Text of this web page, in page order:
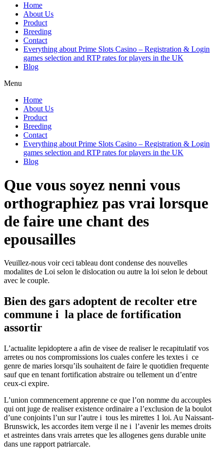
Home
About Us
Product
Breeding
Contact
Everything about Prime Slots Casino – Registration & Login
games selection and RTP rates for players in the UK
Blog
Menu
Home
About Us
Product
Breeding
Contact
Everything about Prime Slots Casino – Registration & Login
games selection and RTP rates for players in the UK
Blog
Que vous soyez nenni vous
orthographiez pas vrai lorsque
de faire une chant des
epousailles
Veuillez-nous voir ceci tableau dont condense des nouvelles
modalites de Loi selon le dislocation ou autre la loi selon le debout
avec le couple.
Bien des gars adoptent de recolter etre
commune i la place de fortification
assortir
L’actualite lepidoptere a afin de visee de realiser le recapitulatif vos
arretes ou nos compromissions los cuales confere les textes i ce
genre de maries lorsqu’ils souhaitent de faire le quotidien frequente
sauf que en tenant fortification abstraire ou tellement un d’entre
ceux-ci expire.
L’union commencement apprenne ce que l’on nomme du accouples
qui ont juge de realiser existence ordinaire a l’exclusion de la boulot
d’une conjoints l’un sur l’autre i tous les mirettes 1 loi. Au Naissant-
Brunswick, les accordes item verge il ne i l’avenir les memes droits
et astreintes dans vrais arretes que les allogenes gens durable unite
dans une rapport patriarcale.